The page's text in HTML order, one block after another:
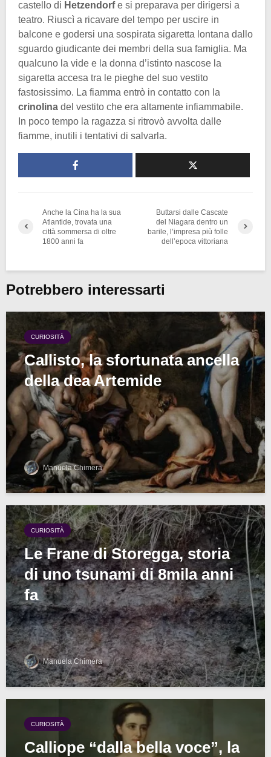
castello di Hetzendorfe si preparava per dirigersi a
teatro. Riuscì a ricavare del tempo per uscire in
balcone e godersi una sospirata sigaretta lontana dallo
sguardo giudicante dei membri della sua famiglia. Ma
qualcuno la vide e la donna d’istinto nascose la
sigaretta accesa tra le pieghe del suo vestito
fastosissimo. La fiamma entrò in contatto con la
crinolina del vestito che era altamente infiammabile.
In poco tempo la ragazza si ritrovò avvolta dalle
fiamme, inutili i tentativi di salvarla.
Anche la Cina ha la sua
Atlantide, trovata una
città sommersa di oltre
1800 anni fa
Buttarsi dalle Cascate
del Niagara dentro un
barile, l’impresa più folle
dell’epoca vittoriana
Potrebbero interessarti
CURIOSITÀ
Callisto, la sfortunata ancella
della dea Artemide
Manuela Chimera
CURIOSITÀ
Le Frane di Storegga, storia
di uno tsunami di 8mila anni
fa
Manuela Chimera
CURIOSITÀ
Calliope “dalla bella voce”, la